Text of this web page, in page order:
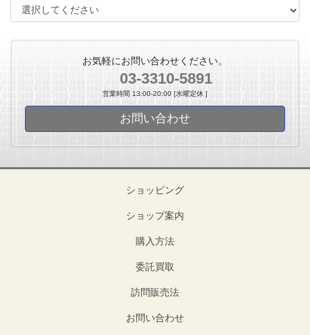
お気軽にお問い合わせください。
03-3310-5891
営業時間 13:00-20:00 [水曜定休 ]
お問い合わせ
ショッピング
ショップ案内
購入方法
委託買取
訪問販売法
お問い合わせ